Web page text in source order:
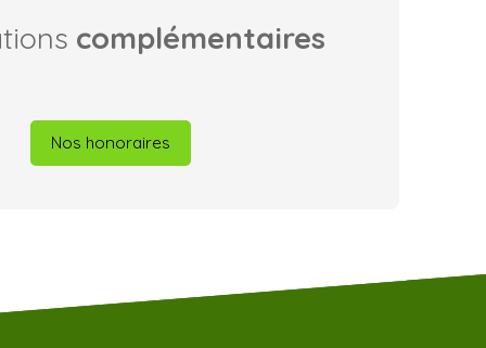
complémentaires
Nos honoraires